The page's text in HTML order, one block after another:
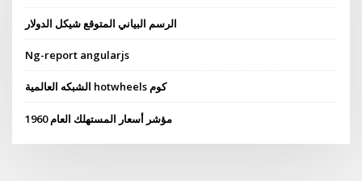
الرسم البياني المتوقع شيكل الدولار
Ng-report angularjs
الشبكه العالمية hotwheels كوم
مؤشر أسعار المستهلك العام 1960